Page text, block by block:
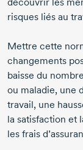
risques liés au
Mettre cette
changements
baisse du
ou maladie, une
travail, une
la satisfaction et
les frais